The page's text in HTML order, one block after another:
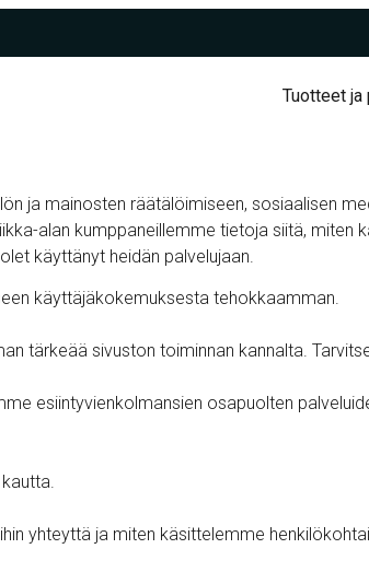
Tuotteet ja
ja mainosten räätälöimiseen, sosiaalisen
alan kumppaneillemme tietoja siitä,
käyttänyt heidän palvelujaan.
käyttäjäkokemuksesta tehokkaamman.
tärkeää sivuston toiminnan kannalta.
esiintyvienkolmansien osapuolten
yhteyttä ja miten käsittelemme